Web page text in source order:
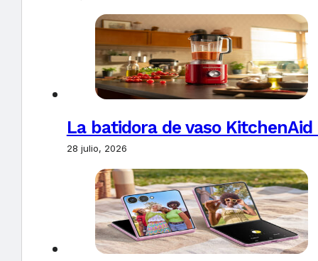
La batidora de vaso
28 julio, 2026